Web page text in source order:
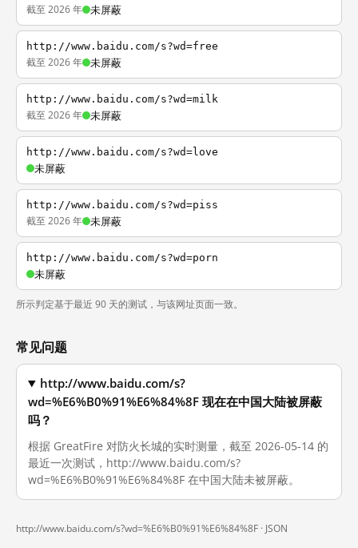
截至 2026 年 未屏蔽
http://www.baidu.com/s?wd=free
截至 2026 年 未屏蔽
http://www.baidu.com/s?wd=milk
截至 2026 年 未屏蔽
http://www.baidu.com/s?wd=love
未屏蔽
http://www.baidu.com/s?wd=piss
截至 2026 年 未屏蔽
http://www.baidu.com/s?wd=porn
未屏蔽
所示判定基于最近 90 天的测试，与该网址页面一致。
常见问题
http://www.baidu.com/s?
wd=%E6%B0%91%E6%84%8F 现在在中国大陆被屏蔽
吗？
根据 GreatFire 对防火长城的实时测量，截至 2026-05-14 的
最近一次测试，http://www.baidu.com/s?
wd=%E6%B0%91%E6%84%8F 在中国大陆未被屏蔽。
http://www.baidu.com/s?wd=%E6%B0%91%E6%84%8F · JSON